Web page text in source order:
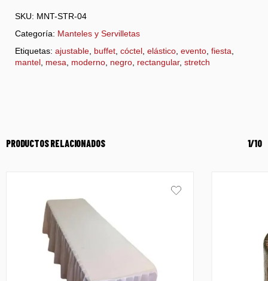
SKU: MNT-STR-04
Categoría: Manteles y Servilletas
Etiquetas: ajustable buffet cóctel elástico evento fiesta
mantel mesa moderno negro rectangular, stretch
PRODUCTOS RELACIONADOS 1/10